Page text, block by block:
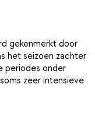
gekenmerkt door
het seizoen zachter
periodes onder
zeer intensieve